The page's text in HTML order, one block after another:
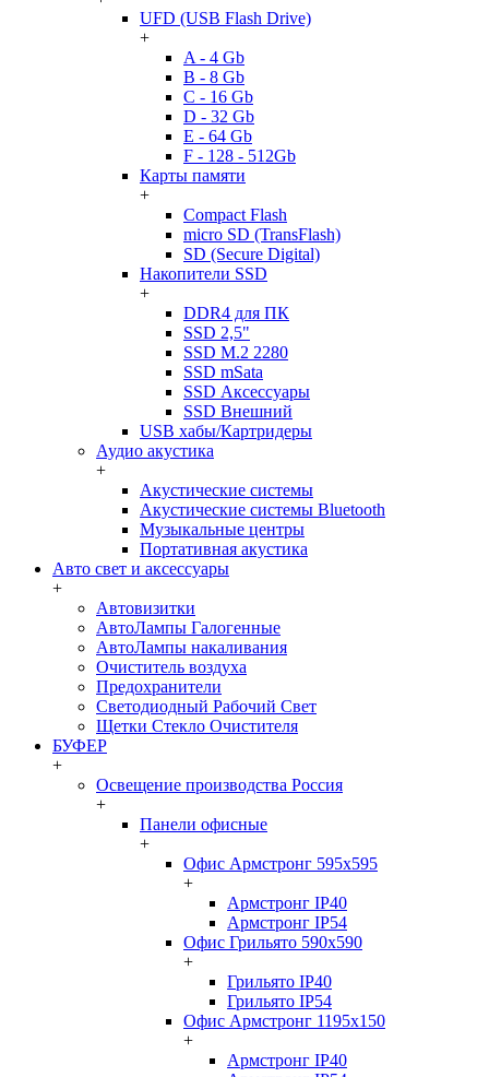
UFD (USB Flash Drive)
+
A - 4 Gb
B - 8 Gb
C - 16 Gb
D - 32 Gb
E - 64 Gb
F - 128 - 512Gb
Карты памяти
+
Compact Flash
micro SD (TransFlash)
SD (Secure Digital)
Накопители SSD
+
DDR4 для ПК
SSD 2,5"
SSD M.2 2280
SSD mSata
SSD Аксессуары
SSD Внешний
USB хабы/Картридеры
Аудио акустика
+
Акустические системы
Акустические системы Bluetooth
Музыкальные центры
Портативная акустика
Авто свет и аксессуары
+
Автовизитки
АвтоЛампы Галогенные
АвтоЛампы накаливания
Очиститель воздуха
Предохранители
Светодиодный Рабочий Свет
Щетки Стекло Очистителя
БУФЕР
+
Освещение производства Россия
+
Панели офисные
+
Офис Армстронг 595x595
+
Армстронг IP40
Армстронг IP54
Офис Грильято 590x590
+
Грильято IP40
Грильято IP54
Офис Армстронг 1195x150
+
Армстронг IP40